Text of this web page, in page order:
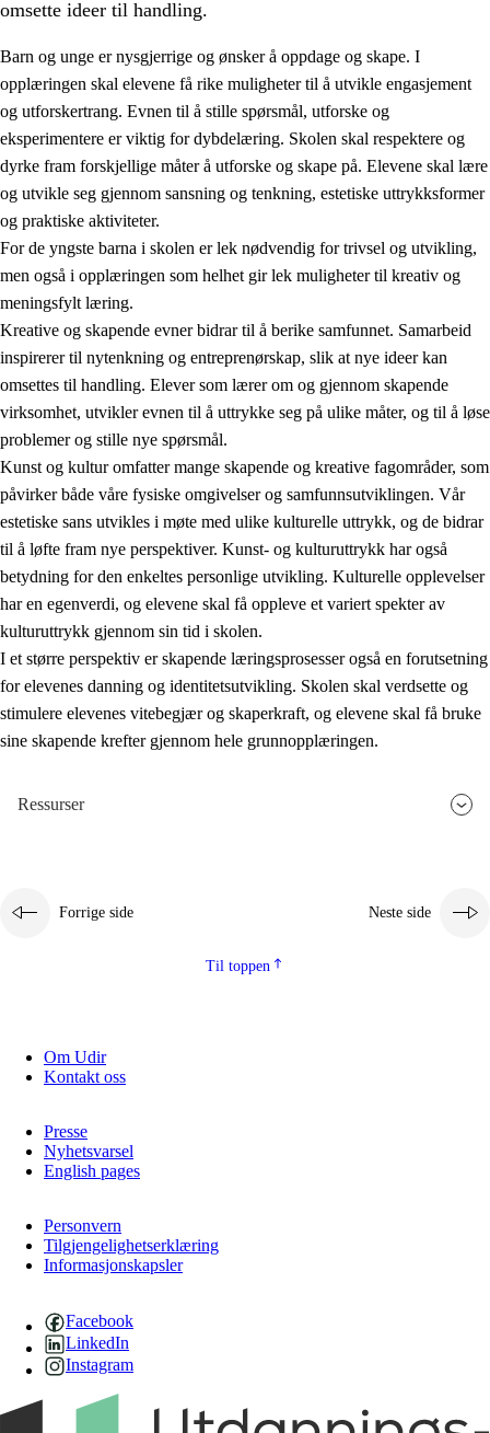
Opplæringens verdigrunnlag
1.1 Menneskeverdet
1.2 Identitet og kulturelt mangfold
1.3 Kritisk tenkning og etisk bevissthet
1.4 Skaperglede, engasjement og utforskertrang
1.5 Respekt for naturen og miljøbevissthet
1.6 Demokrati og medvirkning
omsette ideer til handling.
Barn og unge er nysgjerrige og ønsker å oppdage og skape. I
opplæringen skal elevene få rike muligheter til å utvikle engasjement
og utforskertrang. Evnen til å stille spørsmål, utforske og
eksperimentere er viktig for dybdelæring. Skolen skal respektere og
dyrke fram forskjellige måter å utforske og skape på. Elevene skal lære
og utvikle seg gjennom sansning og tenkning, estetiske uttrykksformer
og praktiske aktiviteter.
For de yngste barna i skolen er lek nødvendig for trivsel og utvikling,
men også i opplæringen som helhet gir lek muligheter til kreativ og
meningsfylt læring.
Kreative og skapende evner bidrar til å berike samfunnet. Samarbeid
inspirerer til nytenkning og entreprenørskap, slik at nye ideer kan
omsettes til handling. Elever som lærer om og gjennom skapende
virksomhet, utvikler evnen til å uttrykke seg på ulike måter, og til å løse
problemer og stille nye spørsmål.
Kunst og kultur omfatter mange skapende og kreative fagområder, som
påvirker både våre fysiske omgivelser og samfunnsutviklingen. Vår
estetiske sans utvikles i møte med ulike kulturelle uttrykk, og de bidrar
til å løfte fram nye perspektiver. Kunst- og kulturuttrykk har også
betydning for den enkeltes personlige utvikling. Kulturelle opplevelser
har en egenverdi, og elevene skal få oppleve et variert spekter av
kulturuttrykk gjennom sin tid i skolen.
I et større perspektiv er skapende læringsprosesser også en forutsetning
for elevenes danning og identitetsutvikling. Skolen skal verdsette og
stimulere elevenes vitebegjær og skaperkraft, og elevene skal få bruke
sine skapende krefter gjennom hele grunnopplæringen.
Ressurser
Forrige side Neste side
Til toppen
Om Udir
Kontakt oss
Presse
Nyhetsvarsel
English pages
Personvern
Tilgjengelighetserklæring
Informasjonskapsler
Facebook
LinkedIn
Instagram